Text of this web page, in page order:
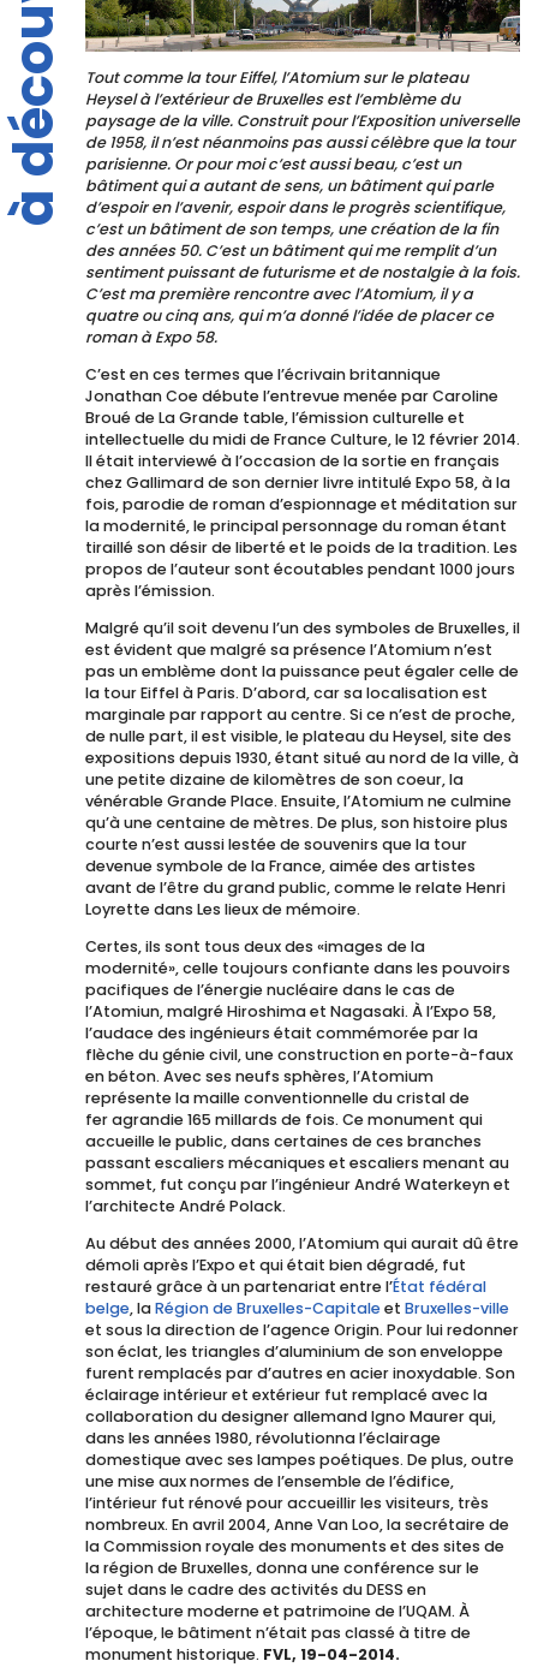
Tout comme la tour Eiffel, l’Atomium sur le plateau
Heysel à l’extérieur de Bruxelles est l’emblème du
paysage de la ville. Construit pour l’Exposition universelle
de 1958, il n’est néanmoins pas aussi célèbre que la tour
parisienne. Or pour moi c’est aussi beau, c’est un
bâtiment qui a autant de sens, un bâtiment qui parle
d’espoir en l’avenir, espoir dans le progrès scientifique,
c’est un bâtiment de son temps, une création de la fin
des années 50. C’est un bâtiment qui me remplit d’un
sentiment puissant de futurisme et de nostalgie à la fois.
C’est ma première rencontre avec l’Atomium, il y a
quatre ou cinq ans, qui m’a donné l’idée de placer ce
roman à Expo 58.
C’est en ces termes que l’écrivain britannique
Jonathan Coe débute l’entrevue menée par Caroline
Broué de La Grande table, l’émission culturelle et
intellectuelle du midi de France Culture, le 12 février 2014.
Il était interviewé à l’occasion de la sortie en français
chez Gallimard de son dernier livre intitulé Expo 58, à la
fois, parodie de roman d’espionnage et méditation sur
la modernité, le principal personnage du roman étant
tiraillé son désir de liberté et le poids de la tradition. Les
propos de l’auteur sont écoutables pendant 1000 jours
après l’émission.
Malgré qu’il soit devenu l’un des symboles de Bruxelles, il
est évident que malgré sa présence l’Atomium n’est
pas un emblème dont la puissance peut égaler celle de
la tour Eiffel à Paris. D’abord, car sa localisation est
marginale par rapport au centre. Si ce n’est de proche,
de nulle part, il est visible, le plateau du Heysel, site des
expositions depuis 1930, étant situé au nord de la ville, à
une petite dizaine de kilomètres de son coeur, la
vénérable Grande Place. Ensuite, l’Atomium ne culmine
qu’à une centaine de mètres. De plus, son histoire plus
courte n’est aussi lestée de souvenirs que la tour
devenue symbole de la France, aimée des artistes
avant de l’être du grand public, comme le relate Henri
Loyrette dans Les lieux de mémoire.
Certes, ils sont tous deux des «images de la
modernité», celle toujours confiante dans les pouvoirs
pacifiques de l’énergie nucléaire dans le cas de
l’Atomiun, malgré Hiroshima et Nagasaki. À l’Expo 58,
l’audace des ingénieurs était commémorée par la
flèche du génie civil, une construction en porte-à-faux
en béton. Avec ses neufs sphères, l’Atomium
représente la maille conventionnelle du cristal de
fer agrandie 165 millards de fois. Ce monument qui
accueille le public, dans certaines de ces branches
passant escaliers mécaniques et escaliers menant au
sommet, fut conçu par l’ingénieur André Waterkeyn et
l’architecte André Polack.
Au début des années 2000, l’Atomium qui aurait dû être
démoli après l’Expo et qui était bien dégradé, fut
restauré grâce à un partenariat entre l’État fédéral
belge, laRégion de Bruxelles-Capitaleet Bruxelles-ville
et sous la direction de l’agence Origin. Pour lui redonner
son éclat, les triangles d’aluminium de son enveloppe
furent remplacés par d’autres en acier inoxydable. Son
éclairage intérieur et extérieur fut remplacé avec la
collaboration du designer allemand Igno Maurer qui,
dans les années 1980, révolutionna l’éclairage
domestique avec ses lampes poétiques. De plus, outre
une mise aux normes de l’ensemble de l’édifice,
l’intérieur fut rénové pour accueillir les visiteurs, très
nombreux. En avril 2004, Anne Van Loo, la secrétaire de
la Commission royale des monuments et des sites de
la région de Bruxelles, donna une conférence sur le
sujet dans le cadre des activités du DESS en
architecture moderne et patrimoine de l’UQAM. À
l’époque, le bâtiment n’était pas classé à titre de
monument historique. FVL, 19-04-2014.